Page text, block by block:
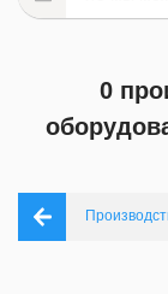
0